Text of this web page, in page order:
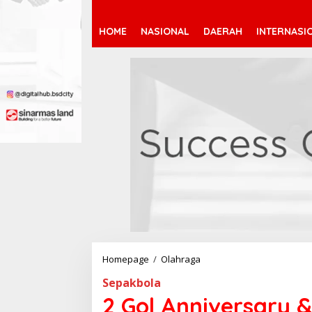
HOME NASIONAL DAERAH
Homepage / Olahraga
A
Sepakbola
2 Gol Anniversary